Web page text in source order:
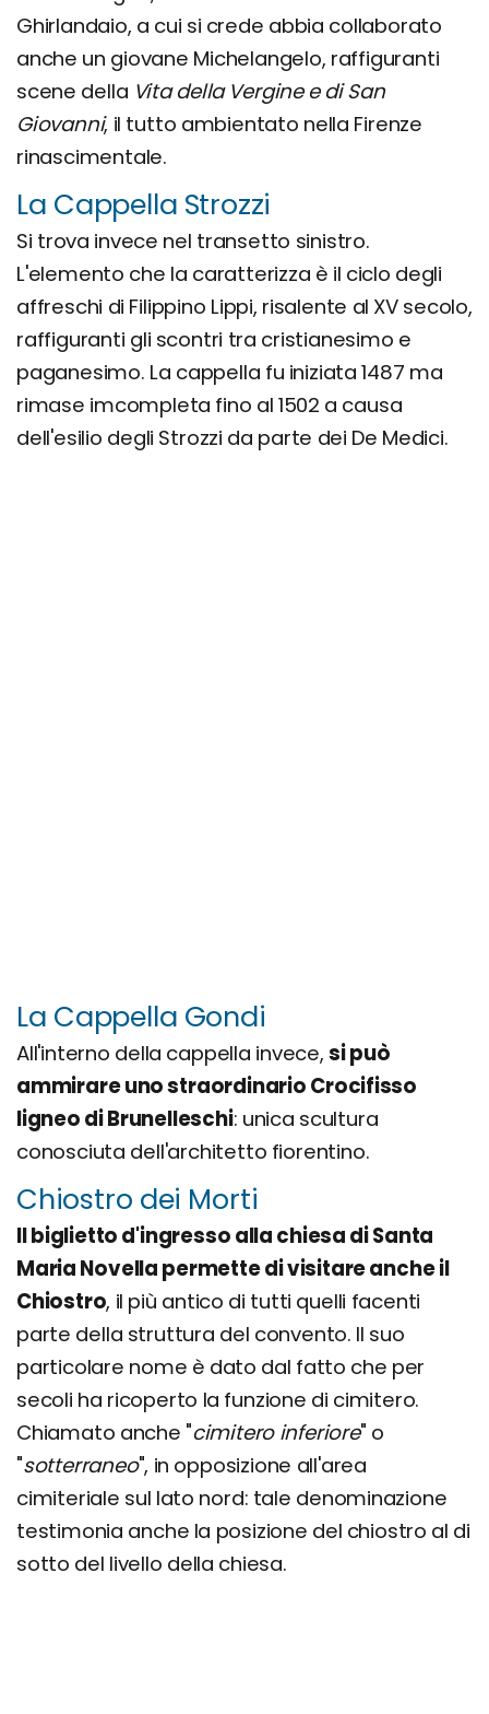
Ghirlandaio, a cui si crede abbia collaborato
anche un giovane Michelangelo, raffiguranti
scene della Vita della Vergine e di San
Giovanni, il tutto ambientato nella Firenze
rinascimentale.
La Cappella Strozzi
Si trova invece nel transetto sinistro.
L'elemento che la caratterizza è il ciclo degli
affreschi di Filippino Lippi, risalente al XV secolo,
raffiguranti gli scontri tra cristianesimo e
paganesimo. La cappella fu iniziata 1487 ma
rimase imcompleta fino al 1502 a causa
dell'esilio degli Strozzi da parte dei De Medici.
La Cappella Gondi
All'interno della cappella invece, si può
ammirare uno straordinario Crocifisso
ligneo di Brunelleschi: unica scultura
conosciuta dell'architetto fiorentino.
Chiostro dei Morti
Il biglietto d'ingresso alla chiesa di Santa
Maria Novella permette di visitare anche il
Chiostro, il più antico di tutti quelli facenti
parte della struttura del convento. Il suo
particolare nome è dato dal fatto che per
secoli ha ricoperto la funzione di cimitero.
Chiamato anche "cimitero inferiore" o
"sotterraneo", in opposizione all'area
cimiteriale sul lato nord: tale denominazione
testimonia anche la posizione del chiostro al di
sotto del livello della chiesa.